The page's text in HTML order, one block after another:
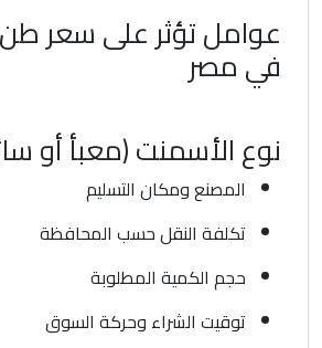
عوامل تؤثر على سعر
في مصر
نوع الأسمنت (معبأ أو
المصنع ومكان التسليم
تكلفة النقل حسب المحافظة
حجم الكمية المطلوبة
توقيت الشراء وحركة السوق